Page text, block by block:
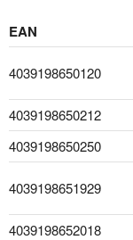
EAN
4039198650120
4039198650212
4039198650250
4039198651929
4039198652018